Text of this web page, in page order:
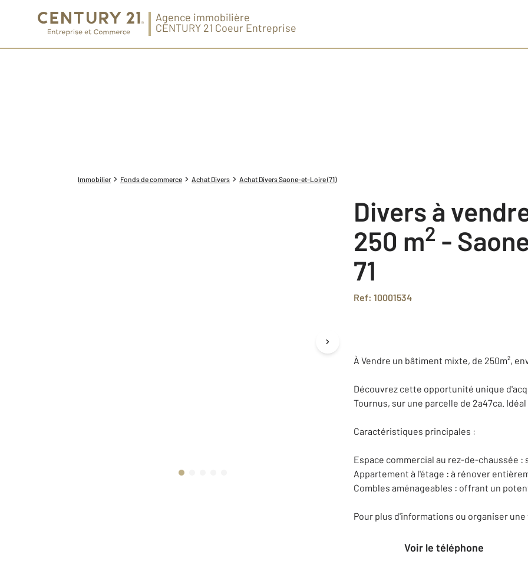
Agence immobilière
CENTURY 21 Coeur Entreprise
Immobilier Fonds de commerce Achat Divers Achat Divers Saone-et-Loire (71)
Divers à
250 m2 -
71
Ref: 10001534
À Vendre un bâtiment mixte, de 250m²,
Découvrez cette opportunité unique
Tournus, sur une parcelle de 2a47ca.
Caractéristiques principales :
Espace commercial au rez-de-chaussée
Appartement à l'étage : à rénover
Combles aménageables : offrant un
Pour plus d'informations ou organiser
Voir le téléphone